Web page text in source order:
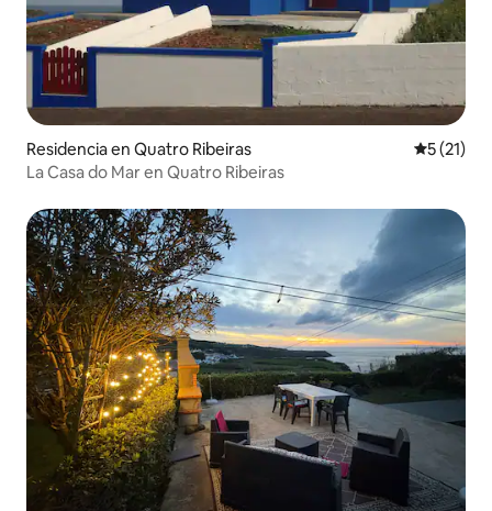
Residencia en Quatro Ribeiras
5 (21)
La Casa do Mar en Quatro Ribeiras